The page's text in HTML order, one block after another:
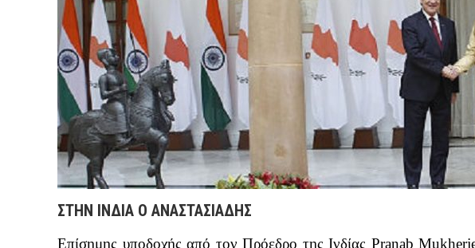
ΣΤΗΝ ΙΝΔΙΑ Ο ΑΝΑΣΤΑΣΙΑΔΗΣ
Επίσημης υποδοχής από τον Πρόεδρο της Ινδίας Pranab